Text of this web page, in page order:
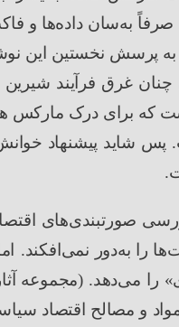
صرفاً بهسان دادهها و
به پرسش نخستین این
غرق فرآیند شیرین
که برای درک مارکس
پس شاید پیشنهاد
صورتبندیهای
ها را بهدور نمی افکند.
» را میدهد.(مجموعه
و مصالح اقتصاد